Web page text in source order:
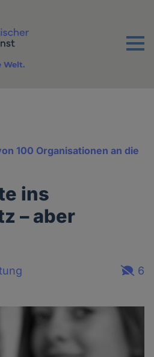
Menu
Welt.
100 Organisationen an die
ins
– aber
6